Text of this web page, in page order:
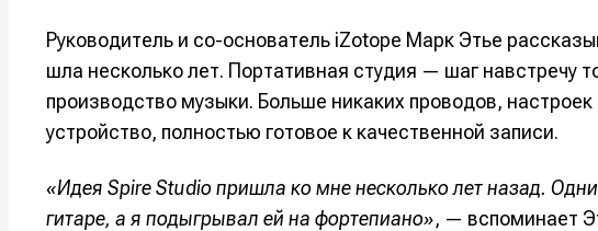
Исполнение
Исполнение
Руководитель и со-основатель iZotope Марк Этье
шла несколько лет. Портативная студия — шаг навстречу
производство музыки. Больше никаких проводов,
устройство, полностью готовое к качественной записи.
«Идея Spire Studio пришла ко мне несколько лет назад.
гитаре, а я подыгрывал ей на фортепиано», — вспоминает